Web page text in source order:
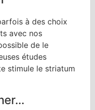
à des choix
avec nos
de le
études
stimule le striatum